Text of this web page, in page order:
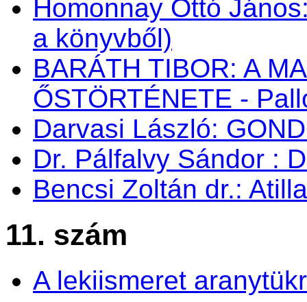
Homonnay Ottó
a könyvből)
BARÁTH TIBOR: A
ŐSTÖRTÉNETE -
Darvasi László:
Dr. Pálfalvy Sándor :
Bencsi Zoltán dr.:
11. szám
A lekiismeret